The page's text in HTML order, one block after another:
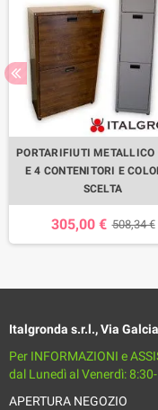
PORTARIFIUTI METALLICO
E 4 CONTENITORI E
SCELTA
305,00 € 508,34 €
Italgronda s.r.l., Via
Per INFORMAZIONI e
dal Lunedì al Venerdì:
APERTURA NEGOZIO